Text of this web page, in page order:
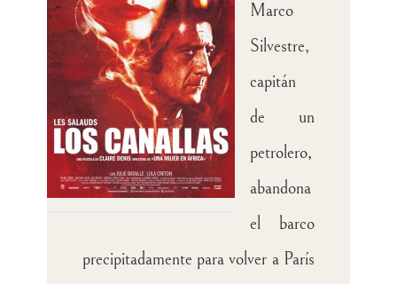
Marco
Silvestre,
capitán
de un
petrolero,
abandona
el barco
precipitadamente para volver a París